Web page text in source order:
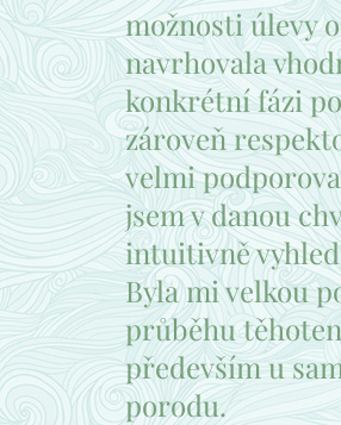
možnosti úlevy
navrhovala
konkrétní fázi
zároveň
velmi
jsem v danou
intuitivně
Byla mi velkou
průběhu
především u
porodu.